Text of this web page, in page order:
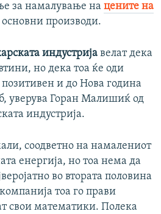
за намалување на цените на
производи.
индустрија велат дека
но дека тоа ќе оди
и до Нова година
уверува Горан Малишиќ од
индустрија.
соодветно на намалениот
енергија, но тоа нема да
во втората половина
тоа го прави
свои математики. Полека